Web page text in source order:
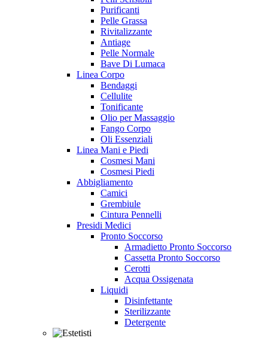
Purificanti
Pelle Grassa
Rivitalizzante
Antiage
Pelle Normale
Bave Di Lumaca
Linea Corpo
Bendaggi
Cellulite
Tonificante
Olio per Massaggio
Fango Corpo
Oli Essenziali
Linea Mani e Piedi
Cosmesi Mani
Cosmesi Piedi
Abbigliamento
Camici
Grembiule
Cintura Pennelli
Presidi Medici
Pronto Soccorso
Armadietto Pronto Soccorso
Cassetta Pronto Soccorso
Cerotti
Acqua Ossigenata
Liquidi
Disinfettante
Sterilizzante
Detergente